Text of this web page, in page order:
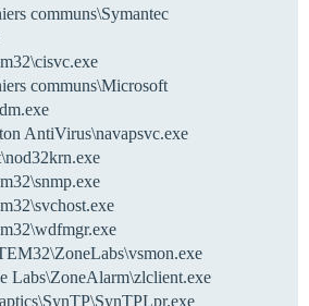
communs\Symantec
communs\Microsoft
AntiVirus\navapsvc.exe
Labs\ZoneAlarm\zlclient.exe